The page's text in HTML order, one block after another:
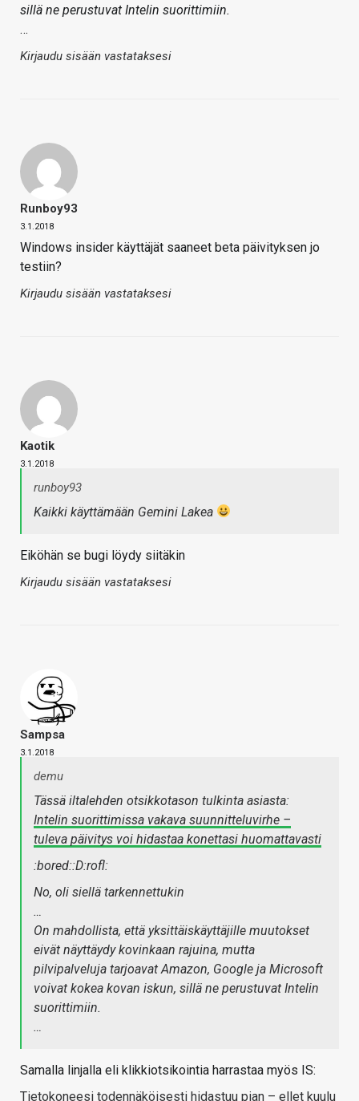
sillä ne perustuvat Intelin suorittimiin.
…
Kirjaudu sisään vastataksesi
Runboy93
3.1.2018
Windows insider käyttäjät saaneet beta päivityksen jo
testiin?
Kirjaudu sisään vastataksesi
Kaotik
3.1.2018
runboy93
Kaikki käyttämään Gemini Lakea
Eiköhän se bugi löydy siitäkin
Kirjaudu sisään vastataksesi
Sampsa
3.1.2018
demu
Tässä iltalehden otsikkotason tulkinta asiasta:
Intelin suorittimissa vakava suunnitteluvirhe –
tuleva päivitys voi hidastaa konettasi huomattavasti
:bored::D:rofl:
No, oli siellä tarkennettukin
…
On mahdollista, että yksittäiskäyttäjille muutokset
eivät näyttäydy kovinkaan rajuina, mutta
pilvipalveluja tarjoavat Amazon, Google ja Microsoft
voivat kokea kovan iskun, sillä ne perustuvat Intelin
suorittimiin.
…
Samalla linjalla eli klikkiotsikointia harrastaa myös IS:
Tietokoneesi todennäköisesti hidastuu pian – ellet kuulu